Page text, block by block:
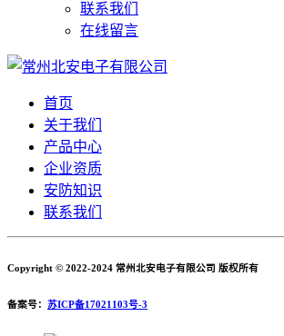
联系我们
在线留言
首页
关于我们
产品中心
企业资质
安防知识
联系我们
Copyright © 2022-2024 常州北安电子有限公司 版权所有
备案号： 苏ICP备17021103号-3